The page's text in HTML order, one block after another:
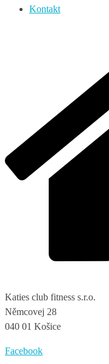
Kontakt
Katies club fitness s.r.o.
Němcovej 28
040 01 Košice
Facebook